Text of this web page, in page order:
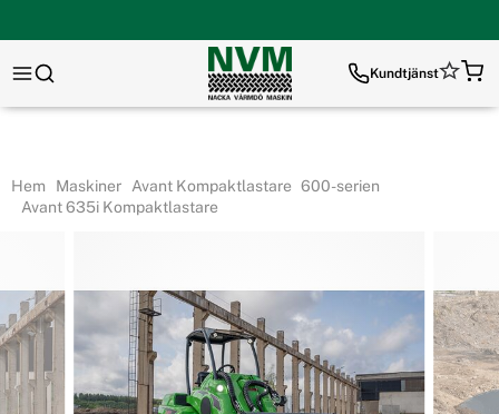
Kundtjänst
Hem Maskiner Avant Kompaktlastare 600-serien
Avant 635i Kompaktlastare